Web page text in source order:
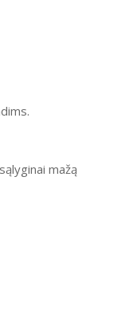
mažą